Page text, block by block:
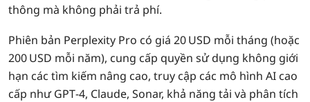
thông mà không phải trả phí.
Phiên bản Perplexity Pro có giá 20 USD mỗi tháng (hoặc
200 USD mỗi năm), cung cấp quyền sử dụng không giới
hạn các tìm kiếm nâng cao, truy cập các mô hình AI cao
cấp như GPT‑4, Claude, Sonar, khả năng tải và phân tích